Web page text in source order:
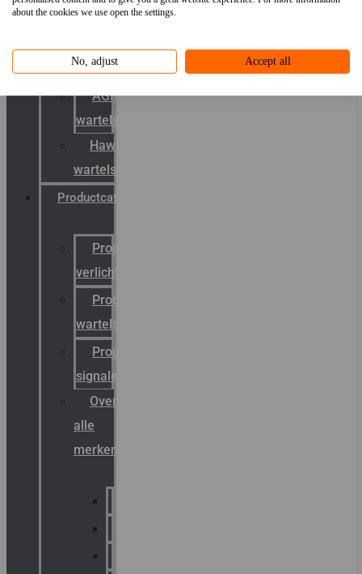
about the cookies we use open the settings.
No, adjust Accept all
mobility
schermstromen
AGRO
wartels
Hawke
wartels
Productcatalogus
Productcatalogus
verlichting
Productcatalogus
wartels
Productcatalogus
signalering
Overzicht
alle
merken